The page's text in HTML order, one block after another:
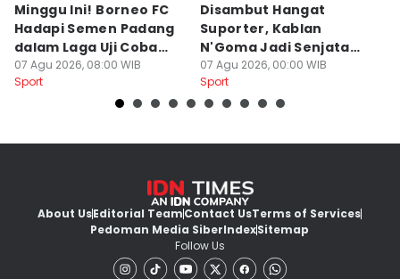
Minggu Ini! Borneo FC
Hadapi Semen Padang
dalam Laga Uji Coba
Perdana
07 Agu 2026, 08:00 WIB
Sport
Disambut Hangat
Suporter, Kablan
N'Goma Jadi Senjata
Baru Borneo FC
07 Agu 2026, 00:00 WIB
Sport
About UsEditorial TeamContact UsTerms of Services
Pedoman Media SiberIndexSitemap
Follow Us